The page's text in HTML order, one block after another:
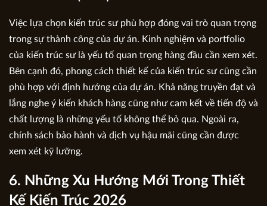
Việc lựa chọn kiến trúc sư phù hợp đóng vai trò quan trọng
trong sự thành công của dự án. Kinh nghiệm và portfolio
của kiến trúc sư là yếu tố quan trọng hàng đầu cần xem xét.
Bên cạnh đó, phong cách thiết kế của kiến trúc sư cũng cần
phù hợp với định hướng của dự án. Khả năng truyền đạt và
lắng nghe ý kiến khách hàng cũng như cam kết về tiến độ và
chất lượng là những yếu tố không thể bỏ qua. Ngoài ra,
chính sách bảo hành và dịch vụ hậu mãi cũng cần được
xem xét kỹ lưỡng.
6. Những Xu Hướng Mới Trong Thiết
Kế Kiến Trúc 2026